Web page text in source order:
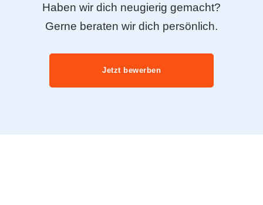
Haben wir dich neugierig gemacht?
Gerne beraten wir dich persönlich.
Jetzt bewerben